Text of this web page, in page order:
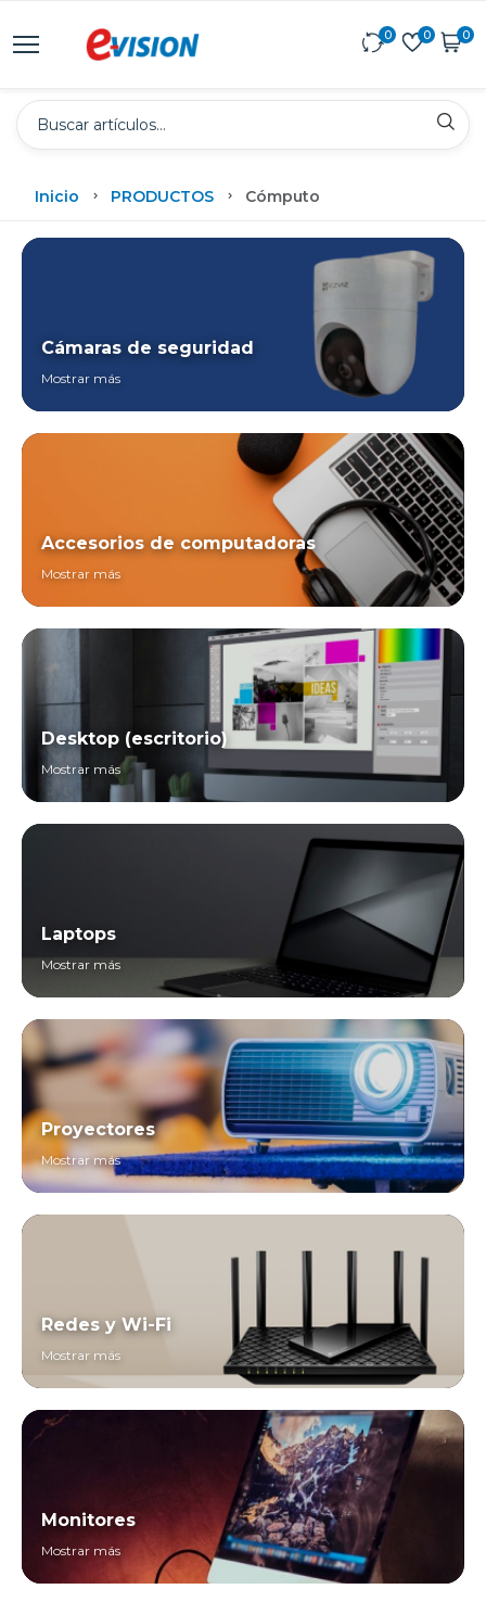
0 0 0
Inicio PRODUCTOS Cómputo
Cámaras de seguridad
Mostrar más
Accesorios de computadoras
Mostrar más
Desktop (escritorio)
Mostrar más
Laptops
Mostrar más
Proyectores
Mostrar más
Redes y Wi-Fi
Mostrar más
Monitores
Mostrar más